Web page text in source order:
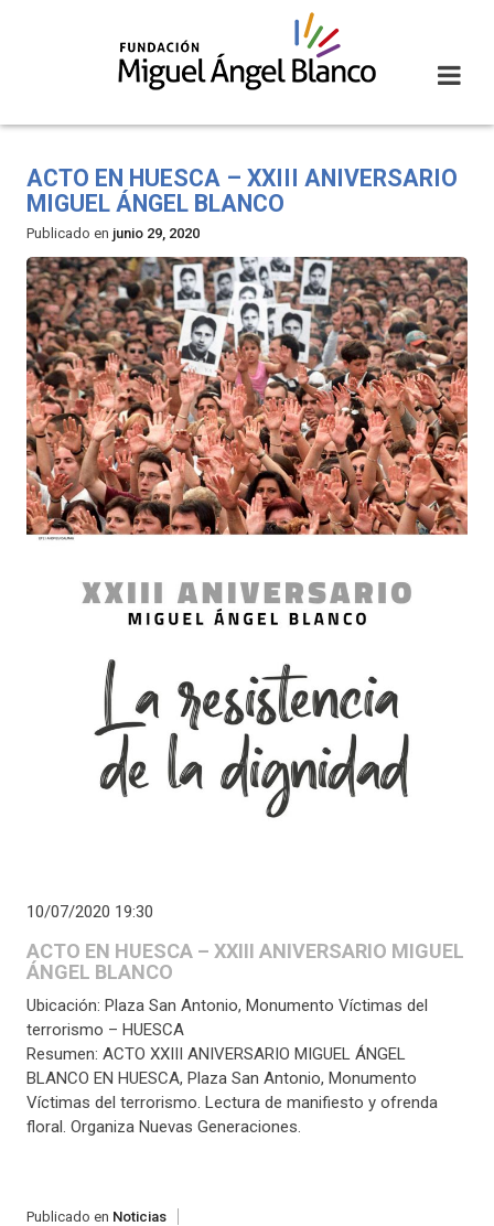
ACTO EN HUESCA – XXIII ANIVERSARIO
MIGUEL ÁNGEL BLANCO
Publicado en junio 29, 2020
10/07/2020 19:30
ACTO EN HUESCA – XXIII ANIVERSARIO MIGUEL
ÁNGEL BLANCO
Ubicación: Plaza San Antonio, Monumento Víctimas del
terrorismo – HUESCA
Resumen: ACTO XXIII ANIVERSARIO MIGUEL ÁNGEL
BLANCO EN HUESCA, Plaza San Antonio, Monumento
Víctimas del terrorismo. Lectura de manifiesto y ofrenda
floral. Organiza Nuevas Generaciones.
Publicado en Noticias